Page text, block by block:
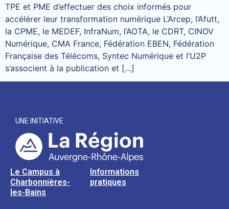
TPE et PME d’effectuer des choix informés pour
accélérer leur transformation numérique L’Arcep, l’Afutt,
la CPME, le MEDEF, InfraNum, l’AOTA, le CDRT, CINOV
Numérique, CMA France, Fédération EBEN, Fédération
Française des Télécoms, Syntec Numérique et l’U2P
s’associent à la publication et […]
UNE INITIATIVE
Le Campus à
Charbonnières-
les-Bains
Informations
pratiques